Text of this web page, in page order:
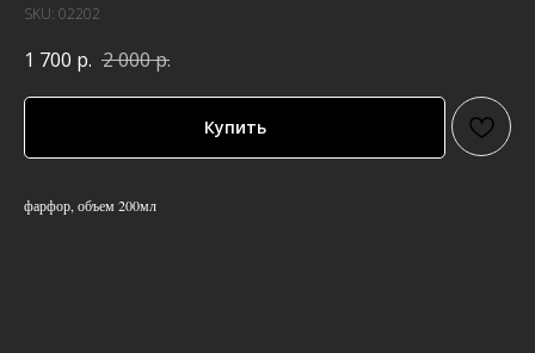
SKU: 02202
1 700 р. 2 000р.
Купить
фарфор, объем 200мл